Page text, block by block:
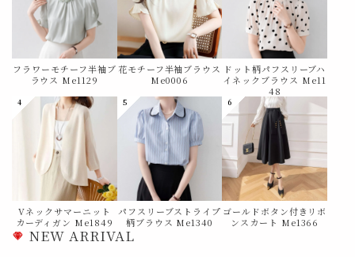
フラワーモチーフ半袖ブ
ラウス Me1129
花モチーフ半袖ブラウス
Me0006
ドット柄パフスリーブハ
イネックブラウス Me11
48
4
Vネックサマーニット
カーディガン Me1849
5
パフスリーブストライプ
柄ブラウス Me1340
6
ゴールドボタン付きリボ
ンスカート Me1366
NEW ARRIVAL